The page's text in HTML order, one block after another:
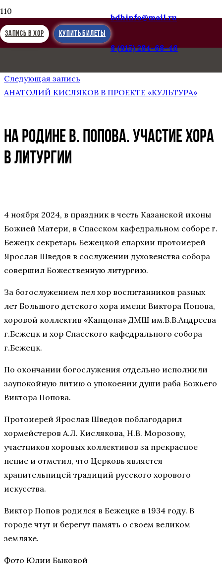
ЗАПИСЬ В ХОР КУПИТЬ БИЛЕТЫ
bdhinfo@mail.ru
8 (915) 284-68-46
Предыдущая запись
Следующая запись
АНАТОЛИЙ КИСЛЯКОВ В ПРОЕКТЕ «КУЛЬТУРА»
НА РОДИНЕ В. ПОПОВА. УЧАСТИЕ ХОРА
В ЛИТУРГИИ
4 ноября 2024, в праздник в честь Казанской иконы
Божией Матери, в Спасском кафедральном соборе г.
Бежецк секретарь Бежецкой епархии протоиерей
Ярослав Шведов в сослужении духовенства собора
совершил Божественную литургию.
За богослужением пел хор воспитанников разных
лет Большого детского хора имени Виктора Попова,
хоровой коллектив «Канцона» ДМШ им.В.В.Андреева
г.Бежецк и хор Спасского кафедрального собора
г.Бежецк.
По окончании богослужения отдельно исполнили
заупокойную литию о упокоении души раба Божьего
Виктора Попова.
Протоиерей Ярослав Шведов поблагодарил
хормейстеров А.Л. Кислякова, Н.В. Морозову,
участников хоровых коллективов за прекрасное
пение и отметил, что Церковь является
хранительницей традиций русского хорового
искусства.
Виктор Попов родился в Бежецке в 1934 году. В
городе чтут и берегут память о своем великом
земляке.
Фото Юлии Быковой